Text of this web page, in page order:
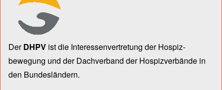
DerDHPV ist die Inter­essen­ver­tre­tung der Hospiz­
bewegung und der Dach­verband der Hospiz­verbände in
den Bun­des­län­dern.